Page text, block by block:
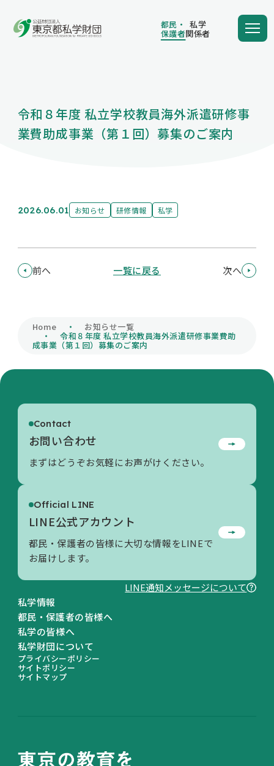
都民・
保護者
私学
関係者
学費の負担額が減る
私学情報
活動内容/各種資料
お問い合わせ
令和８年度 私立学校教員海外派遣研修事
業費助成事業（第１回）募集のご案内
2026.06.01 お知らせ 研修情報 私学
前へ 一覧に戻る 次へ
Home お知らせ一覧
令和８年度 私立学校教員海外派遣研修事業費助
成事業（第１回）募集のご案内
私学情報
都民・保護者の皆様へ
私学の皆様へ
私学財団について
プライバシーポリシー
サイトポリシー
サイトマップ
Contact
お問い合わせ
まずはどうぞお気軽にお声がけください。
Official LINE
LINE公式アカウント
都民・保護者の皆様に大切な情報をLINEで
お届けします。
LINE通知メッセージについて